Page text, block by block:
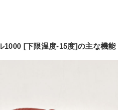
1000 [下限温度-15度]の主な機能